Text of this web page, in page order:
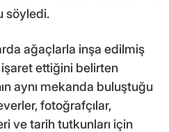
söyledi.
ağaçlarla inşa edilmiş
işaret ettiğini belirten
aynı mekanda buluştuğu
fotoğrafçılar,
ve tarih tutkunları için